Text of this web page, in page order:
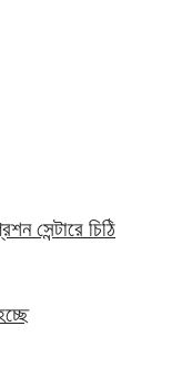
সেন্টারে চিঠি